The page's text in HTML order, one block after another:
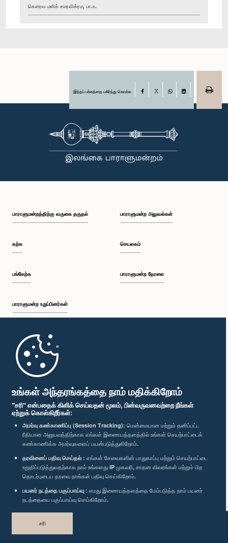
உங்கள் அந்தரங்கத்தை நாம் மதிக்கிறோம்
"சரி" என்பதைக் கிளிக் செய்வதன் மூலம், பின்வருவனவற்றை நீங்கள்
ஏற்றுக் கொள்கிறீர்கள்:
அமர்வு கண்காணிப்பு (Session Tracking): மென்மையான மற்றும் தனிப்பட்ட
ரீதியான அனுபவத்திற்காக எங்கள் இணையத்தளத்தில் உங்கள் செயற்பாட்டைக்
கண்காணிக்க அமர்வுகளைப் பயன்படுத்துகிறோம்.
தரவினைப் பதிவு செய்தல் : எங்கள் சேவைகளின் பாதுகாப்பு மற்றும் செயற்பாட்டை
உறுதிப்படுத்துவதற்காக நாம் உங்களது IP முகவரி, சாதன விவரங்கள் மற்றும் பிற
தொடர்புடைய தரவை நாங்கள் பதிவு செய்கிறோம்.
பயனர் நடத்தை பகுப்பாய்வு : எமது இணையத்தளத்தை மேம்படுத்த நாம் பயனர்
நடத்தையை பகுப்பாய்வு செய்கிறோம்.
சரி
கௌரவ மலிக் சமரவிக்ரம, பா.உ.
இந்தப் பக்கத்தை பகிர்ந்து கொள்க Facebook
பாராளுமன்றத்திற்கு வருகை தருதல்
கற்க
பங்கேற்க
பாராளுமன்ற உறுப்பினர்கள்
முதற்பக்கம்
பாராளுமன்ற அலுவல்கள்
செயலகம்
பாராளுமன்ற நேரலை
பாராளுமன்ற கையடக்க செயலி
எம்மை பின்தொடர்க :
விருதுகள்
தனியுரிமைக் கொள்கை